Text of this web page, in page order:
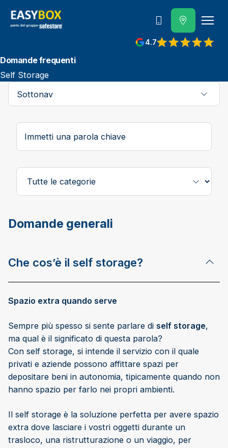
4.7
View reviews on Google
800 202 662
Domande frequenti
Self Storage
Sottonav
L'elenco verrà aggiornato automaticamente quando
Immetti una parola chiave
Category
Domande generali
Che cos’è il self storage?
Spazio extra quando serve
Sempre più spesso si sente parlare di self storage,
ma qual è il significato di questa parola?
Con self storage, si intende il servizio con il quale
privati e aziende possono affittare spazi per
depositare beni in autonomia, tipicamente quando non
hanno spazio per farlo nei propri ambienti.
Il self storage è la soluzione perfetta per avere spazio
extra dove lasciare i vostri oggetti durante un
trasloco, una ristrutturazione o un viaggio, per